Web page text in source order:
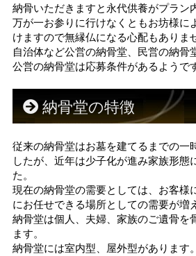
納骨いただきますと永代供養がプラン
万が一お参りに行けなくともお坊様に
けますので無縁仏になる心配もありま
自治体など公営の納骨堂、民営の納骨
公営の納骨堂は応募条件があるようで
納骨堂の特徴
従来の納骨堂はお墓を建てるまでの一
したが、近年は少子化が進み家族形態
た。
現在の納骨堂の需要としては、お客様
にお任せできる場所としての需要が増
納骨堂は個人、夫婦、家族のご遺骨を
ます。
納骨堂には室内型、屋外型があります